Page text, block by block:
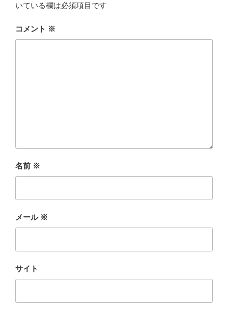
いている欄は必須項目です
コメント ※
名前 ※
メール ※
サイト